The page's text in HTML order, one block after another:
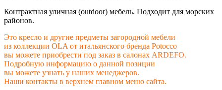
Контрактная уличная (outdoor) мебель. Подходит для морских
районов.
Это кресло и другие предметы загородной мебели
из коллекции OLA от итальянского бренда Potocco
вы можете приобрести под заказ в салонах ARDEFO.
Подробную информацию о данной позиции
вы можете узнать у наших менеджеров.
Наши контакты в верхнем главном меню сайта.